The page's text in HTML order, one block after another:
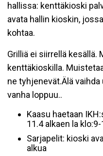
hallissa: kenttäkioski
avata hallin kioskin,
kohtaa.
Grilliä ei siirrellä kesällä.
kenttäkioskilla.
ne tyhjenevät.Älä
vanha loppuu..
Kaasu haetaan
11.4 alkaen la klo:9-
Sarjapelit: kioski
alkua